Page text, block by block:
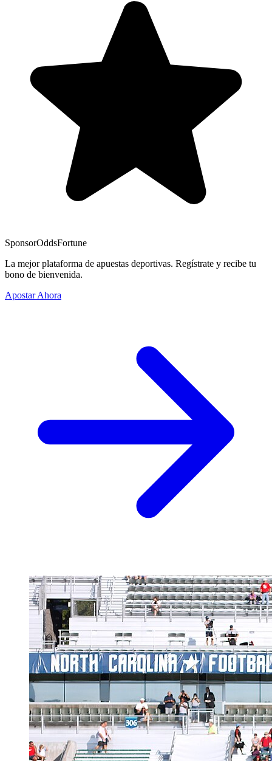
SponsorOddsFortune
La mejor plataforma de apuestas deportivas. Regístrate y recibe tu
bono de bienvenida.
Apostar Ahora